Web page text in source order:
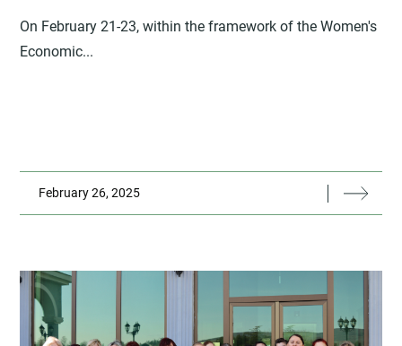
On February 21-23, within the framework of the Women's
Economic...
February 26, 2025